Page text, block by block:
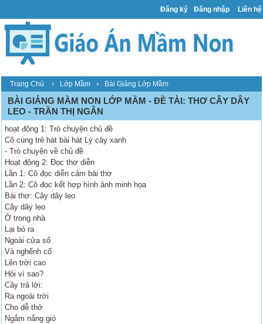
Đăng ký Đăng nhập Liên hệ
Trang Chủ › Lớp Mầm › Bài Giảng Lớp Mầm
BÀI GIẢNG MẦM NON LỚP MẦM - ĐỀ TÀI: THƠ CÂY DÂY
LEO - TRẦN THỊ NGÂN
hoạt động 1: Trò chuyện chủ đề
Cô cùng trẻ hát bài hát Lý cây xanh
- Trò chuyện về chủ đề
Hoạt động 2: Đọc thơ diễn
Lần 1: Cô đọc diễn cảm bài thơ
Lần 2: Cô đọc kết hợp hình ảnh minh họa
Bài thơ: Cây dây leo
Cây dây leo
Ở trong nhà
Lại bò ra
Ngoài cửa sổ
Và nghểnh cổ
Lên trời cao
Hỏi vì sao?
Cây trả lời:
Ra ngoài trời
Cho dễ thở
Ngắm nắng gió